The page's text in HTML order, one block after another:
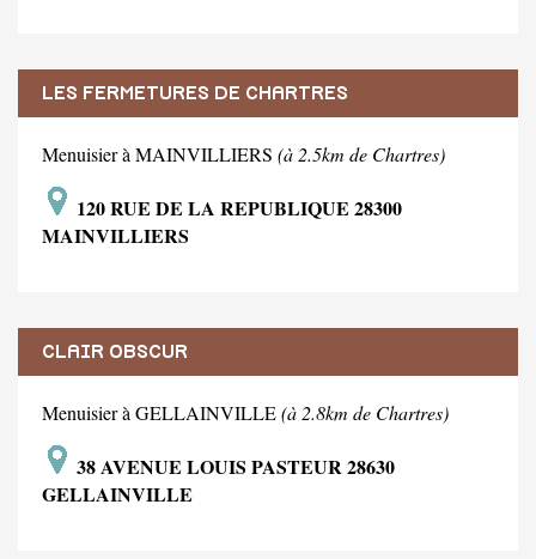
LES FERMETURES DE CHARTRES
Menuisier à MAINVILLIERS (à 2.5km de Chartres)
120 RUE DE LA REPUBLIQUE 28300
MAINVILLIERS
CLAIR OBSCUR
Menuisier à GELLAINVILLE(à 2.8km de Chartres)
38 AVENUE LOUIS PASTEUR 28630
GELLAINVILLE